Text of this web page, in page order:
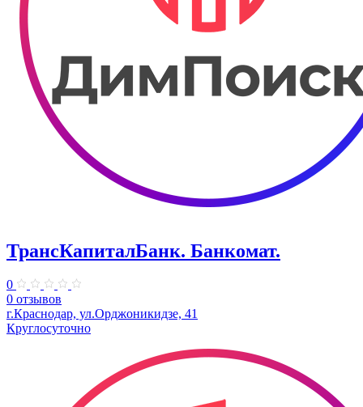
ТрансКапиталБанк. Банкомат.
0
0 отзывов
г.Краснодар, ул.​Орджоникидзе, 41
Круглосуточно